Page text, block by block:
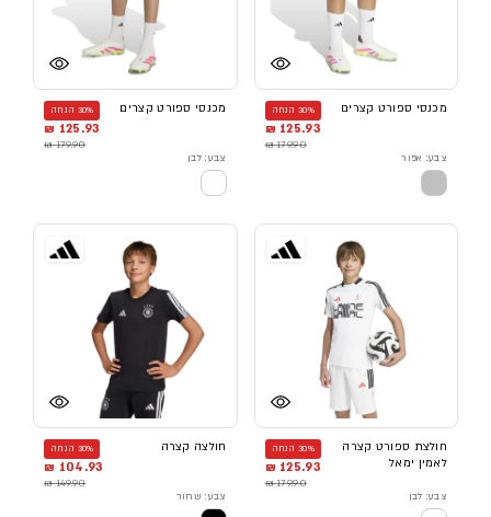
מכנסי ספורט קצרים 30% הנחה
125.93 ₪
179.90 ₪
צבע: אפור
מכנסי ספורט קצרים 30% הנחה
125.93 ₪
179.90 ₪
צבע: לבן
חולצת ספורט קצרה
לאמין ימאל
30% הנחה
125.93 ₪
179.90 ₪
צבע: לבן
חולצה קצרה 30% הנחה
104.93 ₪
149.90 ₪
צבע: שחור